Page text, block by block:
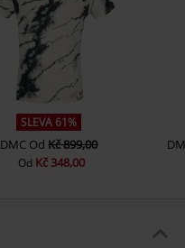
SLEVA 61%
DMC OdKč 899,00
Od Kč 348,00